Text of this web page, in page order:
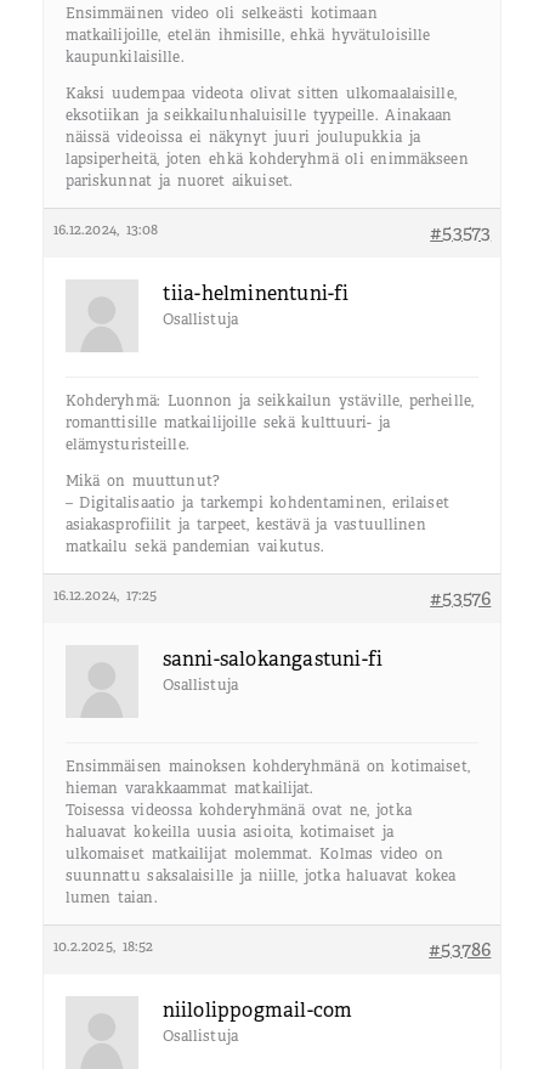
Ensimmäinen video oli selkeästi kotimaan
matkailijoille, etelän ihmisille, ehkä hyvätuloisille
kaupunkilaisille.
Kaksi uudempaa videota olivat sitten ulkomaalaisille,
eksotiikan ja seikkailunhaluisille tyypeille. Ainakaan
näissä videoissa ei näkynyt juuri joulupukkia ja
lapsiperheitä, joten ehkä kohderyhmä oli enimmäkseen
pariskunnat ja nuoret aikuiset.
16.12.2024, 13:08 #53573
tiia-helminentuni-fi
Osallistuja
Kohderyhmä: Luonnon ja seikkailun ystäville, perheille,
romanttisille matkailijoille sekä kulttuuri- ja
elämysturisteille.
Mikä on muuttunut?
– Digitalisaatio ja tarkempi kohdentaminen, erilaiset
asiakasprofiilit ja tarpeet, kestävä ja vastuullinen
matkailu sekä pandemian vaikutus.
16.12.2024, 17:25 #53576
sanni-salokangastuni-fi
Osallistuja
Ensimmäisen mainoksen kohderyhmänä on kotimaiset,
hieman varakkaammat matkailijat.
Toisessa videossa kohderyhmänä ovat ne, jotka
haluavat kokeilla uusia asioita, kotimaiset ja
ulkomaiset matkailijat molemmat. Kolmas video on
suunnattu saksalaisille ja niille, jotka haluavat kokea
lumen taian.
10.2.2025, 18:52 #53786
niilolippogmail-com
Osallistuja